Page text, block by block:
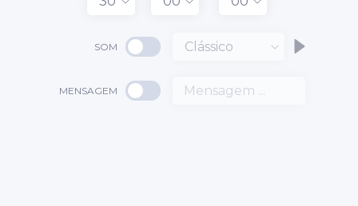
SOM Clássico
MENSAGEM